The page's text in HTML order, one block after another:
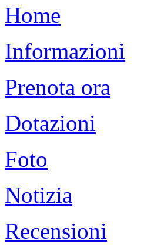
Home
Informazioni
Prenota ora
Dotazioni
Foto
Notizia
Recensioni